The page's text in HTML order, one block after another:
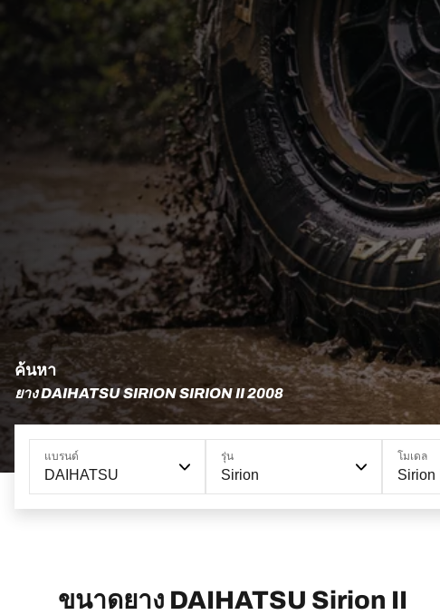
ค้นหา
ยาง DAIHATSU SIRION SIRION II 2008
แบรนด์
DAIHATSU
รุ่น
Sirion
โมเดล
Sirion II
ขนาดยาง DAIHATSU Sirion II